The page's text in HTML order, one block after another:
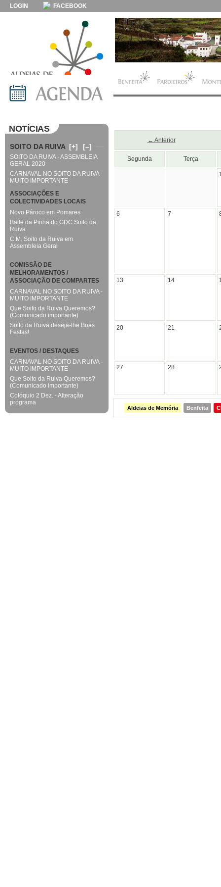
LOGIN FACEBOOK
← Anterior
Segunda Terça
6 7
13 14
20 21
27 28
Aldeias de Memória Benfeita
NOTÍCIAS
SOITO DA RUIVA [+] [–]
SOITO DA RUIVA - ASSEMBLEIA
GERAL 2020
CARNAVAL NO SOITO DA RUIVA -
MUITO IMPORTANTE
ASSOCIAÇÕES E
COLECTIVIDADES LOCAIS
Novo Pároco em Pomares
Baile da Pinha do GDC Soito da
Ruiva
C.M. Soito da Ruiva em
Assembleia Geral
COMISSÃO DE
MELHORAMENTOS /
ASSOCIAÇÃO DE COMPARTES
CARNAVAL NO SOITO DA RUIVA -
MUITO IMPORTANTE
Que Soito da Ruiva Queremos?
(Comunicado importante)
Soito da Ruiva deseja-lhe Boas
Festas!
EVENTOS / DESTAQUES
CARNAVAL NO SOITO DA RUIVA -
MUITO IMPORTANTE
Que Soito da Ruiva Queremos?
(Comunicado importante)
Colóquio 2 Dez. - Alteração
programa